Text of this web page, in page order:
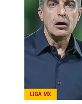
LIGA MX